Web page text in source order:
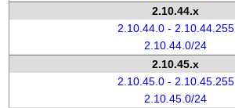
2.10.44.x
2.10.44.0 - 2.10.44.255
2.10.44.0/24
2.10.45.x
2.10.45.0 - 2.10.45.255
2.10.45.0/24